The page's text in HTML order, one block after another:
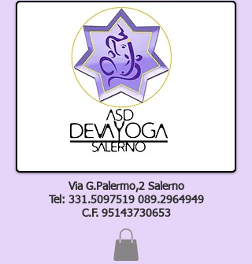
Via G.Palermo,2 Salerno
Tel: 331.5097519 089.2964949
C.F. 95143730653